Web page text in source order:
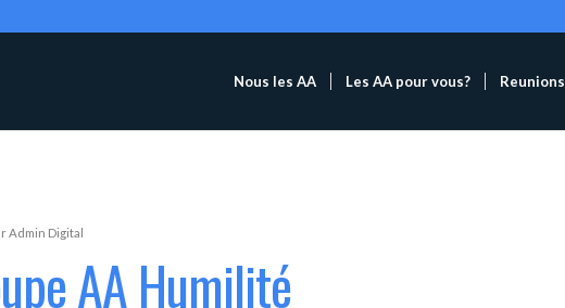
Nous les AA Les AA pour vous? Reunions
Admin Digital
AA Humilité